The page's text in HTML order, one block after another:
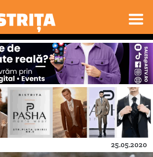
25.05.2020